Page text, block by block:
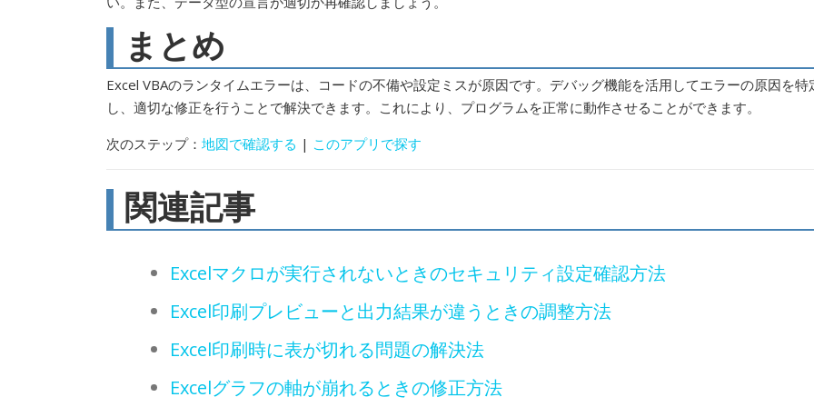
まとめ
Excel VBAのランタイムエラーは、コードの不備や設定ミスが原因です。デバッグ機能を活用してエラーの原因を特
し、適切な修正を行うことで解決できます。これにより、プログラムを正常に動作させることができます。
次のステップ： 地図で確認する | このアプリで探す
関連記事
Excelマクロが実行されないときのセキュリティ設定確認方法
Excel印刷プレビューと出力結果が違うときの調整方法
Excel印刷時に表が切れる問題の解決法
Excelグラフの軸が崩れるときの修正方法